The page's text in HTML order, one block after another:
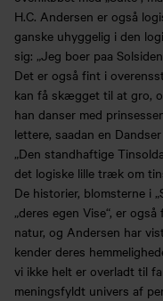
H.C. Andersen er også
ganske uhyggelig i den
sig: „Jeg boer paa
Det er også fint i
kan få skægget til at gro,
han danser med
lettere, saadan en
„Den standhaftige
det logiske lille træk om
De historier, blomsterne i
„deres egen Vise“, er
natur, og Andersen har
kender deres
vi ikke helt er overladt til
meningsfyldt univers af